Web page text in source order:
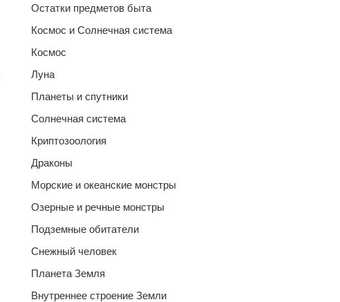
Остатки предметов быта
Космос и Солнечная система
Космос
Луна
Планеты и спутники
Солнечная система
Криптозоология
Драконы
Морские и океанские монстры
Озерные и речные монстры
Подземные обитатели
Снежный человек
Планета Земля
Внутреннее строение Земли